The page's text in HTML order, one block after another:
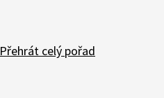
Přehrát celý pořad